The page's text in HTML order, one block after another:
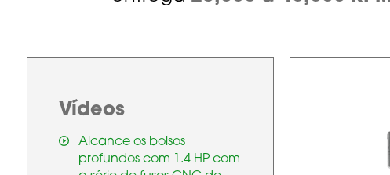
Vídeos
Alcance os bolsos
profundos com 1.4 HP com